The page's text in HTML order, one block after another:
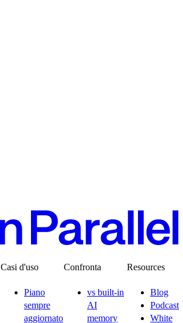
Casi d'uso
Piano
sempre
aggiornato
Confronta
vs built-in
AI
memory
Resources
Blog
Podcast
White